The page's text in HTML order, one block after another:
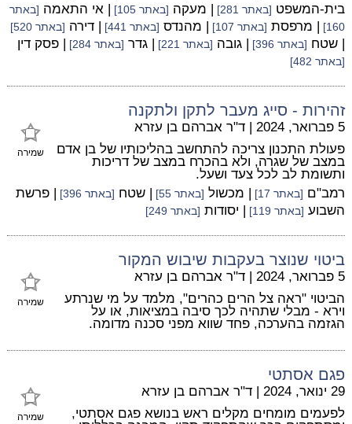
בית-המשפט [באתר 281] | מעקה [באתר 105] | אי התאמה [באתר
160]
| מרפסת [באתר 107] | מהנדס [באתר 441] | דירה [באתר 520]
| שטח [באתר 396] | גובה [באתר 221] | גדר [באתר 284] | פסק דין
[באתר 482]
זהירות - סייג מעבר לתקן ולתקנה
שמירה
5 פברואר, 2024 | ד"ר אברהם בן עזרא
פעולת התכנון צריכה להתחשב בהליכותיו של בן אדם
במצב של שגרה, ולא בהכרח במצב של דריכות
ותשומת לב לכל צעד ושעל.
רמב"ם [באתר 17] | מכשול [באתר 55] | שטח [באתר 396]
| פרשת
השבוע [באתר 119] | יסודות [באתר 249]
ביטוי שנוצר בעקבות שיבוש המקור
שמירה
5 פברואר, 2024 | ד"ר אברהם בן עזרא
הביטוי "ראה צל הרים כהרים", מלמד על מי שנרתע
וירא - מבלי שתהיה לכך סיבה במציאות, או על
הגזמה בהערכה, פחד שווא מפני סכנה מדומה.
פגם אסתטי
שמירה
29 ינואר, 2024 | ד"ר אברהם בן עזרא
לפעמים מומחים מקלים ראש בנושא פגם אסתטי,